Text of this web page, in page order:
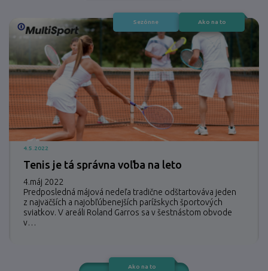
4.5.2022
Tenis je tá správna voľba na leto
4.máj 2022
Predposledná májová nedeľa tradične odštartováva jeden
z najväčších a najobľúbenejších parížskych športových
sviatkov. V areáli Roland Garros sa v šestnástom obvode
v…
Sezónne Ako na to
Ako na to